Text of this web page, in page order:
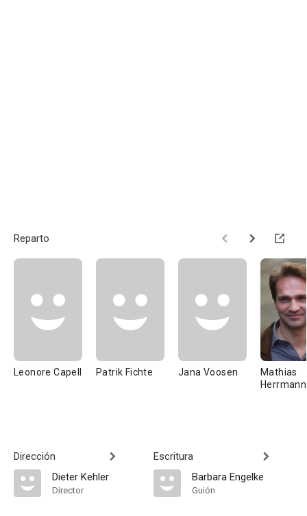
Reparto
Leonore Capell Patrik Fichte Jana Voosen
Mathias
Herrmann
Dirección
Dieter Kehler
Director
Escritura
Barbara Engelke
Guión